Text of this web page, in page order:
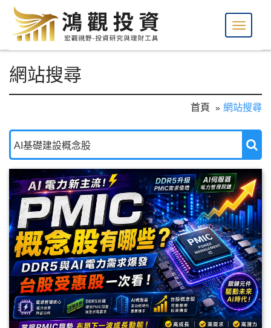
網站搜尋
首頁 網站搜尋